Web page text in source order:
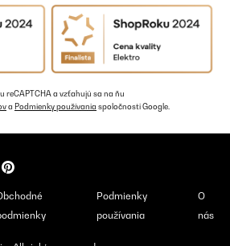
reCAPTCHA a vzťahujú sa na ňu
a Podmienky používania spoločnosti Google.
Podmienky
používania
O
nás